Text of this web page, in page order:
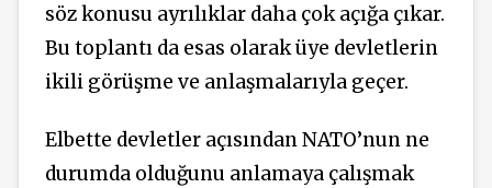
söz konusu ayrılıklar daha çok açığa çıkar.
Bu toplantı da esas olarak üye devletlerin
ikili görüşme ve anlaşmalarıyla geçer.
Elbette devletler açısından NATO’nun ne
durumda olduğunu anlamaya çalışmak